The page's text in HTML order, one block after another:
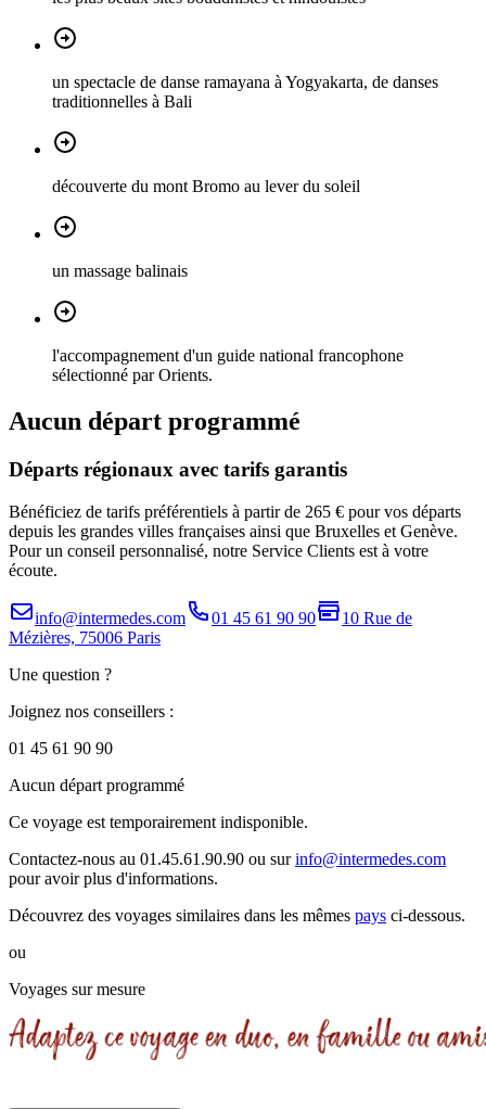
un spectacle de danse ramayana à Yogyakarta, de danses
traditionnelles à Bali
découverte du mont Bromo au lever du soleil
un massage balinais
l'accompagnement d'un guide national francophone
sélectionné par Orients.
Aucun départ programmé
Départs régionaux avec tarifs garantis
Bénéficiez de tarifs préférentiels à partir de 265 € pour vos départs
depuis les grandes villes françaises ainsi que Bruxelles et Genève.
Pour un conseil personnalisé, notre Service Clients est à votre
écoute.
info@intermedes.com 01 45 61 90 90
10 Rue de
Mézières, 75006 Paris
Une question ?
Joignez nos conseillers :
01 45 61 90 90
Aucun départ programmé
Ce voyage est temporairement indisponible.
Contactez-nous au 01.45.61.90.90 ou surinfo@intermedes.com
pour avoir plus d'informations.
Découvrez des voyages similaires dans les mêmes pays ci-dessous.
ou
Voyages sur mesure